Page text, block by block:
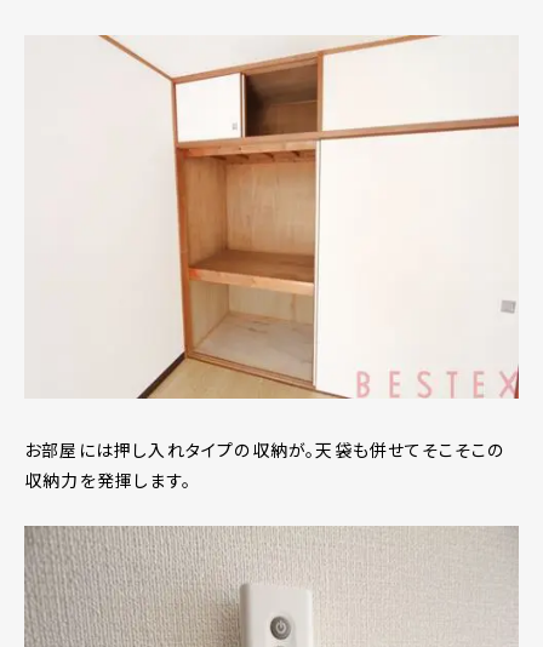
お部屋には押し入れタイプの収納が。天袋も併せてそこそこの
収納力を発揮します。